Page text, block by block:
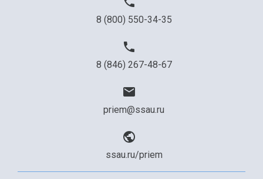
8 (800) 550-34-35
8 (846) 267-48-67
priem@ssau.ru
ssau.ru/priem